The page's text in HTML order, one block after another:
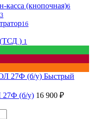
касса (кнопочная)6
16
(ТСД ) 1
Быстрый
27Ф (б/у) 16 900 ₽